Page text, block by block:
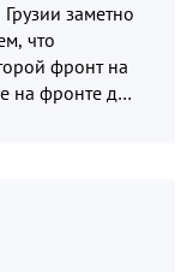
заметно
что
фронт на
на фронте для